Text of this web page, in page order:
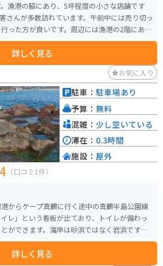
漁港の脇にあり、5坪程度の小さな店舗です
さんが多数訪れています。午前中には売り切っ
った方が良いです。周辺には漁港の2階にある
食堂」など、海鮮の飲食店も多数あります。
詳しく見る
お気に入り
4 （口コミ1件）
からケープ真鶴に行く途中の真鶴半島公園線
レ」という看板が出ており、トイレが備わっ
ができます。海岸は砂浜ではなく岩浜です
せんので磯遊びにはちょうど良いです。景色
詳しく見る
駐車： 駐車場あり
予算： 無料
混雑： 少し空いている
滞在： 0.3時間
施設： 屋外